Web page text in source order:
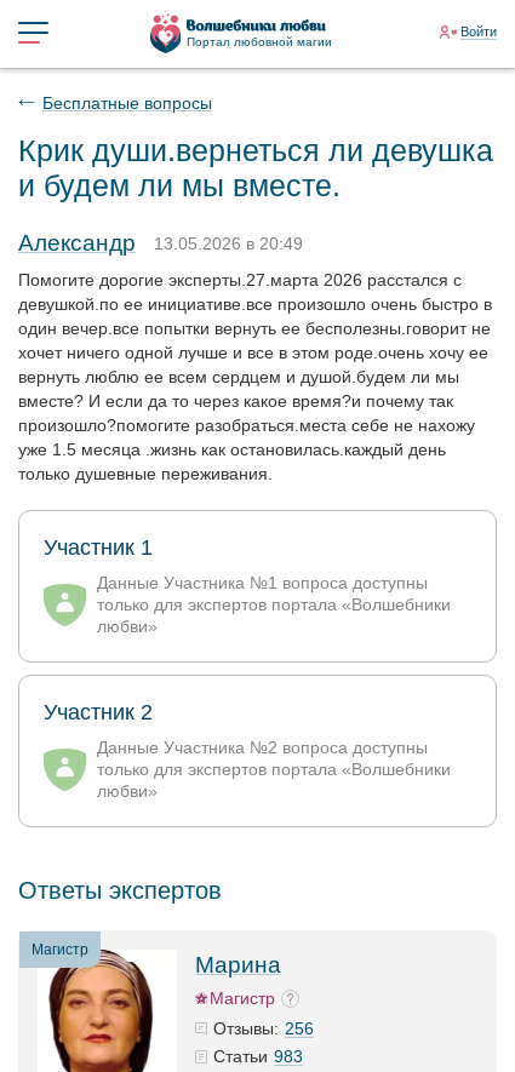
Портал любовной магии
Войти
Бесплатные вопросы
Крик души.вернеться ли девушка
и будем ли мы вместе.
Александр
13.05.2026 в 20:49
Помогите дорогие эксперты.27.марта 2026 расстался с
девушкой.по ее инициативе.все произошло очень быстро в
один вечер.все попытки вернуть ее бесполезны.говорит не
хочет ничего одной лучше и все в этом роде.очень хочу ее
вернуть люблю ее всем сердцем и душой.будем ли мы
вместе? И если да то через какое время?и почему так
произошло?помогите разобраться.места себе не нахожу
уже 1.5 месяца .жизнь как остановилась.каждый день
только душевные переживания.
Участник 1
Данные Участника №1 вопроса доступны
только для экспертов портала «Волшебники
любви»
Участник 2
Данные Участника №2 вопроса доступны
только для экспертов портала «Волшебники
любви»
Ответы экспертов
Магистр
Марина
Магистр
Отзывы: 256
Статьи 983